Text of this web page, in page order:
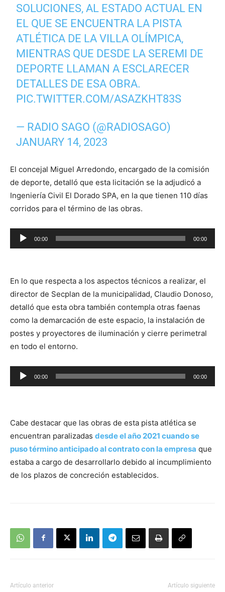
SOLUCIONES, AL ESTADO ACTUAL EN
EL QUE SE ENCUENTRA LA PISTA
ATLÉTICA DE LA VILLA OLÍMPICA,
MIENTRAS QUE DESDE LA SEREMI DE
DEPORTE LLAMAN A ESCLARECER
DETALLES DE ESA OBRA.
PIC.TWITTER.COM/ASAZKHT83S
— RADIO SAGO (@RADIOSAGO)
JANUARY 14, 2023
El concejal Miguel Arredondo, encargado de la comisión
de deporte, detalló que esta licitación se la adjudicó a
Ingeniería Civil El Dorado SPA, en la que tienen 110 días
corridos para el término de las obras.
Reproductor
de
00:00 00:00
En lo que respecta a los aspectos técnicos a realizar, el
director de Secplan de la municipalidad, Claudio Donoso,
detalló que esta obra también contempla otras faenas
como la demarcación de este espacio, la instalación de
postes y proyectores de iluminación y cierre perimetral
en todo el entorno.
Reproductor
de
00:00 00:00
Cabe destacar que las obras de esta pista atlética se
encuentran paralizadas desde el año 2021 cuando se
puso término anticipado al contrato con la empresa que
estaba a cargo de desarrollarlo debido al incumplimiento
de los plazos de concreción establecidos.
Artículo anterior Artículo siguiente